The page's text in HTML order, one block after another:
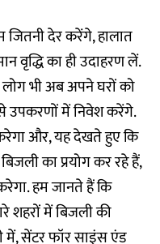
जितनी देर करेंगे, हालात
वृद्धि का ही उदाहरण लें.
लोग भी अब अपने घरों को
उपकरणों में निवेश करेंगे.
और, यह देखते हुए कि
का प्रयोग कर रहे हैं,
हम जानते हैं कि
शहरों में बिजली की
में, सेंटर फॉर साइंस एंड